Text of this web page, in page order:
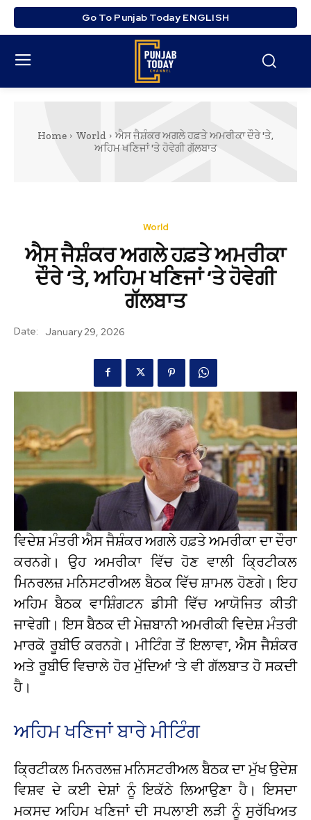
Go To Punjab Today ENGLISH
Home World
ਐਸ ਜੈਸ਼ੰਕਰ ਅਗਲੇ ਹਫ਼ਤੇ ਅਮਰੀਕਾ ਦੌਰੇ 'ਤੇ,
ਅਹਿਮ ਖਣਿਜਾਂ 'ਤੇ ਹੋਵੇਗੀ ਗੱਲਬਾਤ
World
ਐਸ ਜੈਸ਼ੰਕਰ ਅਗਲੇ ਹਫ਼ਤੇ ਅਮਰੀਕਾ
ਦੌਰੇ ‘ਤੇ, ਅਹਿਮ ਖਣਿਜਾਂ ‘ਤੇ ਹੋਵੇਗੀ
ਗੱਲਬਾਤ
Date: January 29, 2026
ਵਿਦੇਸ਼ ਮੰਤਰੀ ਐਸ ਜੈਸ਼ੰਕਰ ਅਗਲੇ ਹਫ਼ਤੇ ਅਮਰੀਕਾ ਦਾ ਦੌਰਾ
ਕਰਨਗੇ। ਉਹ ਅਮਰੀਕਾ ਵਿੱਚ ਹੋਣ ਵਾਲੀ ਕ੍ਰਿਟੀਕਲ
ਮਿਨਰਲਜ਼ ਮਨਿਸਟਰੀਅਲ ਬੈਠਕ ਵਿੱਚ ਸ਼ਾਮਲ ਹੋਣਗੇ। ਇਹ
ਅਹਿਮ ਬੈਠਕ ਵਾਸ਼ਿੰਗਟਨ ਡੀਸੀ ਵਿੱਚ ਆਯੋਜਿਤ ਕੀਤੀ
ਜਾਵੇਗੀ। ਇਸ ਬੈਠਕ ਦੀ ਮੇਜ਼ਬਾਨੀ ਅਮਰੀਕੀ ਵਿਦੇਸ਼ ਮੰਤਰੀ
ਮਾਰਕੋ ਰੂਬੀਓ ਕਰਨਗੇ। ਮੀਟਿੰਗ ਤੋਂ ਇਲਾਵਾ, ਐਸ ਜੈਸ਼ੰਕਰ
ਅਤੇ ਰੂਬੀਓ ਵਿਚਾਲੇ ਹੋਰ ਮੁੱਦਿਆਂ ‘ਤੇ ਵੀ ਗੱਲਬਾਤ ਹੋ ਸਕਦੀ
ਹੈ।
ਅਹਿਮ ਖਣਿਜਾਂ ਬਾਰੇ ਮੀਟਿੰਗ
ਕ੍ਰਿਟੀਕਲ ਮਿਨਰਲਜ਼ ਮਨਿਸਟਰੀਅਲ ਬੈਠਕ ਦਾ ਮੁੱਖ ਉਦੇਸ਼
ਵਿਸ਼ਵ ਦੇ ਕਈ ਦੇਸ਼ਾਂ ਨੂੰ ਇਕੱਠੇ ਲਿਆਉਣਾ ਹੈ। ਇਸਦਾ
ਮਕਸਦ ਅਹਿਮ ਖਣਿਜਾਂ ਦੀ ਸਪਲਾਈ ਲੜੀ ਨੂੰ ਸੁਰੱਖਿਅਤ